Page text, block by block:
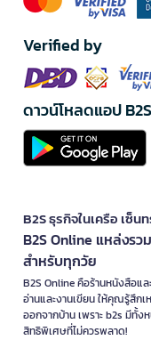
Verified by
ดาวน์โหลดแอป B2S
B2S ธุรกิจในเครือ เซ็
B2S Online แหล่งรว
สำหรับทุกวัย
B2S Online คือร้านหนังสือแ
อ่านและงานเขียน ให้คุณรู้สึก
ออกจากบ้าน เพราะ b2s มีทั้
สิทธิพิเศษที่ไม่ควรพลาด!